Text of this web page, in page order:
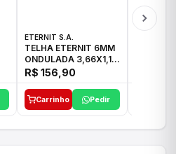
ETERNIT S.A.
TELHA ETERNIT 6MM
ONDULADA 3,66X1,10
48,80KG
R$ 156,90
Carrinho Pedir